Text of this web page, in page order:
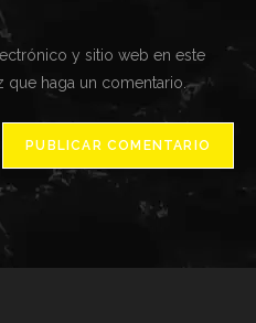
y sitio web en este
que haga un comentario.